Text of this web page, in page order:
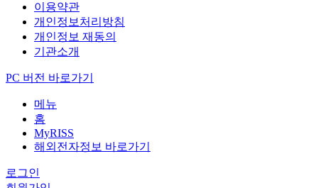
이용약관
개인정보처리방침
개인정보 재동의
기관소개
PC 버전 바로가기
메뉴
홈
MyRISS
해외전자정보 바로가기
로그인